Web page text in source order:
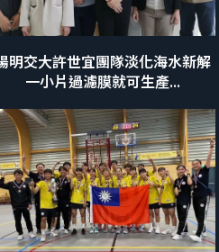
明交大許世宜團隊淡化海水新解
一小片過濾膜就可生產...